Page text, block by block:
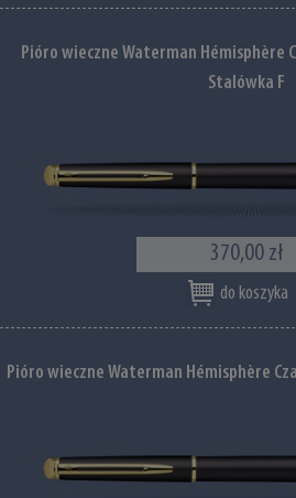
Pióro wieczne Waterman Hémisphère
Stalówka F
370,00 zł
do koszyka
Pióro wieczne Waterman Hémisphère